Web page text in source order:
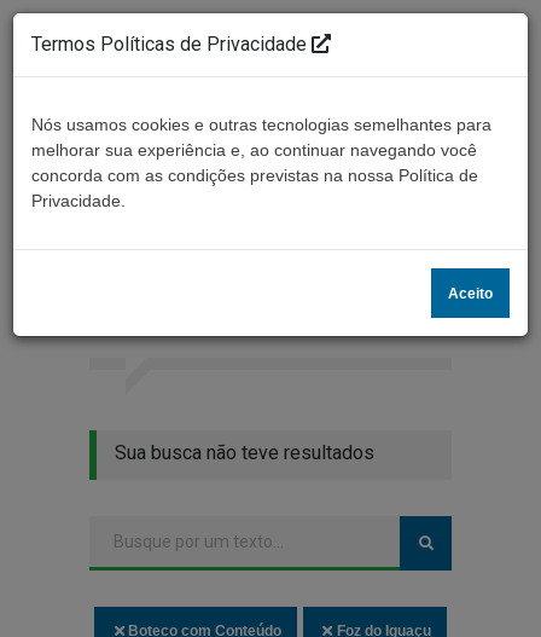
Resultados da busca
Buscar
Sua busca não teve resultados
Boteco com Conteúdo Foz do Iguaçu
Termos Políticas de Privacidade
Nós usamos cookies e outras tecnologias semelhantes para
melhorar sua experiência e, ao continuar navegando você
concorda com as condições previstas na nossa Política de
Privacidade.
Aceito